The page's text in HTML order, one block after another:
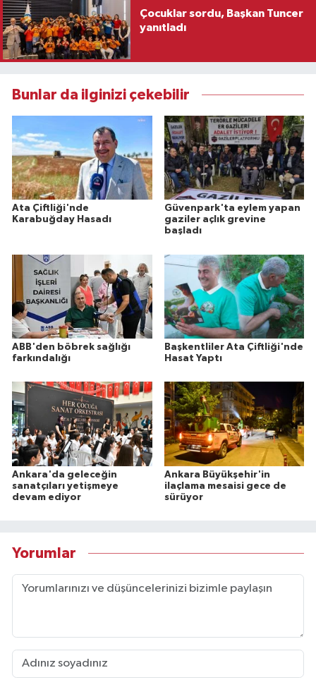
Çocuklar sordu, Başkan Tuncer
yanıtladı
Bunlar da ilginizi çekebilir
Ata Çiftliği'nde
Karabuğday Hasadı
Güvenpark'ta eylem yapan
gaziler açlık grevine
başladı
ABB'den böbrek sağlığı
farkındalığı
Başkentliler Ata Çiftliği'nde
Hasat Yaptı
Ankara'da geleceğin
sanatçıları yetişmeye
devam ediyor
Ankara Büyükşehir'in
ilaçlama mesaisi gece de
sürüyor
Yorumlar